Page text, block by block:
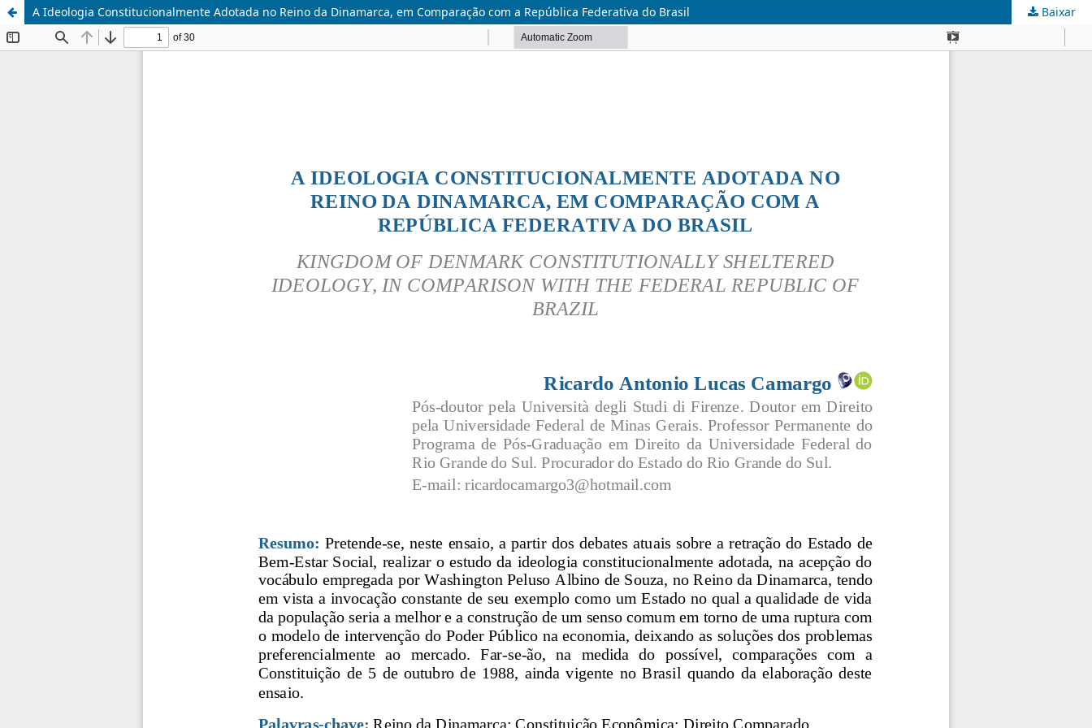
A Ideologia Constitucionalmente Adotada no Reino da Dinamarca, em Comparação com a República Federativa do Brasil Baixar